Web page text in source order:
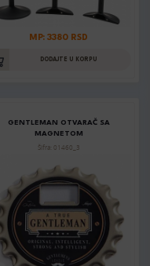
MP: 3380 RSD
DODAJTE U KORPU
GENTLEMAN OTVARAČ SA
MAGNETOM
Šifra: 01460_3